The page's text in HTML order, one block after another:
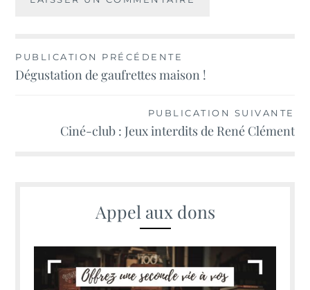
Navigation
de
PUBLICATION PRÉCÉDENTE
Dégustation de gaufrettes maison !
PUBLICATION SUIVANTE
Ciné-club : Jeux interdits de René Clément
Appel aux dons